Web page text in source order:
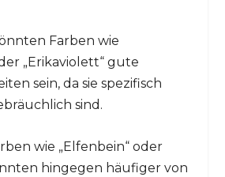
Farben wie
„Erikaviolett“ gute
sein, da sie spezifisch
sind.
wie „Elfenbein“ oder
hingegen häufiger von